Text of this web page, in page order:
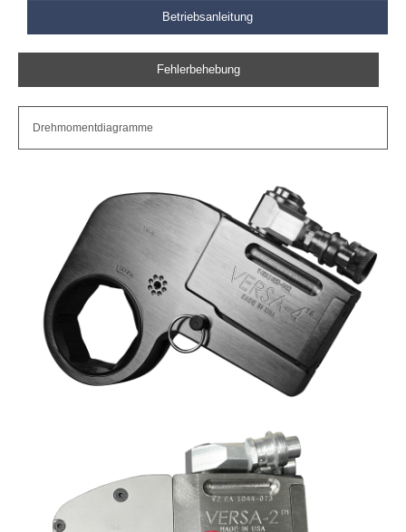
Betriebsanleitung
Fehlerbehebung